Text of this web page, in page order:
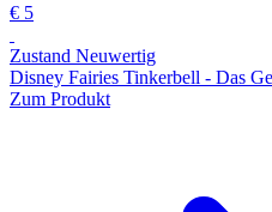
€ 5
Zustand Neuwertig
Disney Fairies Tinkerbell - Das
Zum Produkt